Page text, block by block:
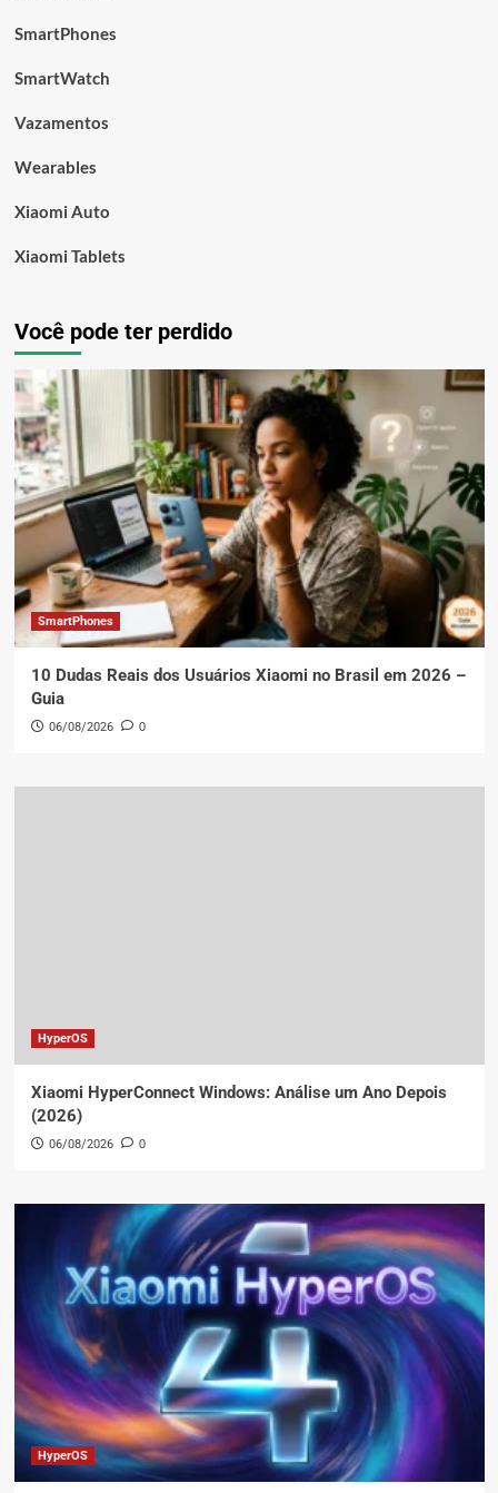
SmartPhones
SmartWatch
Vazamentos
Wearables
Xiaomi Auto
Xiaomi Tablets
Você pode ter perdido
SmartPhones
10 Dudas Reais dos Usuários Xiaomi no Brasil em 2026 –
Guia
06/08/2026 0
HyperOS
Xiaomi HyperConnect Windows: Análise um Ano Depois
(2026)
06/08/2026 0
HyperOS